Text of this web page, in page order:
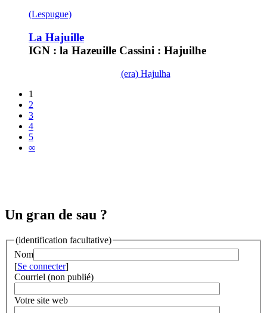
(Lespugue)
La Hajuille
IGN : la Hazeuille Cassini : Hajuilhe
(era) Hajulha
1
2
3
4
5
∞
Un gran de sau ?
(identification facultative)
Nom
[Se connecter]
Courriel (non publié)
Votre site web